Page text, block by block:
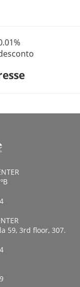
59, 3rd floor, 307.